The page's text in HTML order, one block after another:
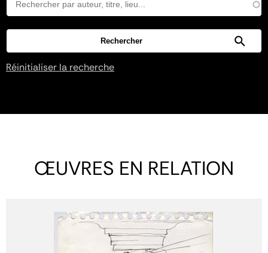
Réinitialiser la recherche
ŒUVRES EN RELATION